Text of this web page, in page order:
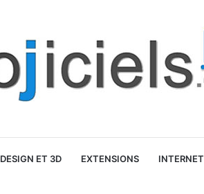
DESIGN ET 3D EXTENSIONS INTERNET